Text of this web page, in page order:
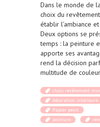
Dans le monde de
choix du
établir l’ambiance
Deux options se
temps : la peinture
apporte ses
rend la décision
multitude de
choix revêtement
décoration intérieure
Papier peint
peinture